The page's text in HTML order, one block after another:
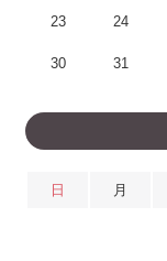
23 24
30 31
日 月